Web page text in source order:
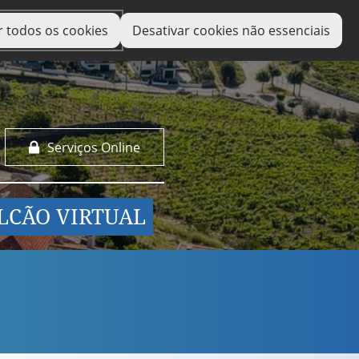
todos os cookies Desativar cookies não essenciais
Serviços Online
VIRTUAL